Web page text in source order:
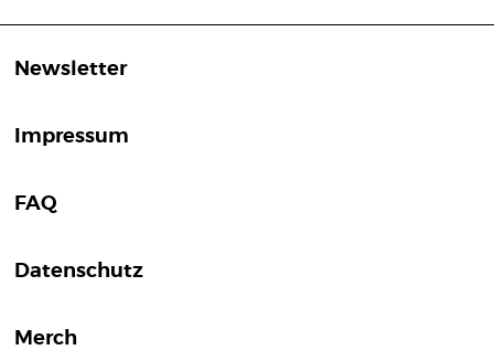
Newsletter
Impressum
FAQ
Datenschutz
Merch